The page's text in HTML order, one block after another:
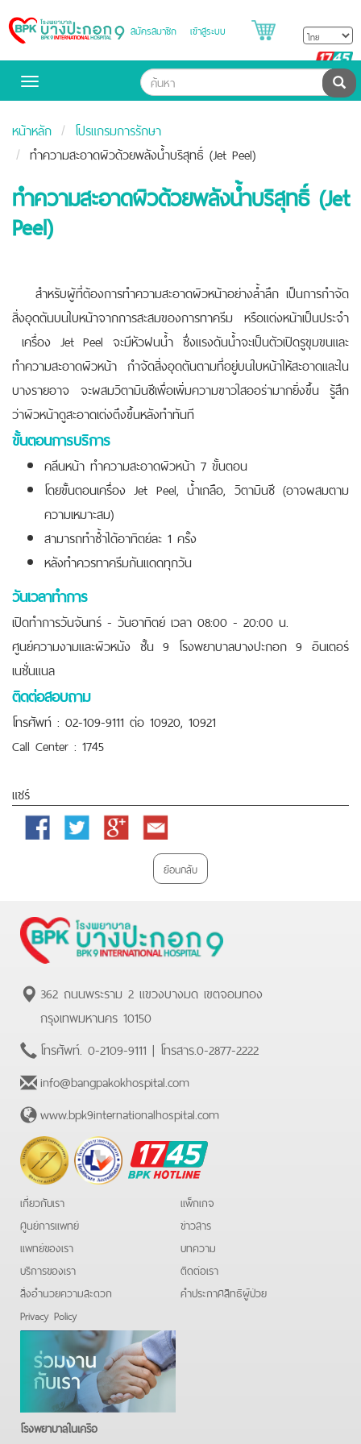
Bangpakok
Hospital
สมัครสมาชิก เข้าสู่ระบบ
Toggle
ค้น
หน้าหลัก
โปรแกรมการรักษา
ทำความสะอาดผิวด้วยพลังน้ำบริสุทธิ์ (Jet Peel)
ทำความสะอาดผิวด้วยพลังน้ำบริสุทธิ์ (Jet
Peel)
สำหรับผู้ที่ต้องการทำความสะอาดผิวหน้าอย่างล้ำลึก เป็นการกำจัด
สิ่งอุดตันบนใบหน้าจากการสะสมของการทาครีม หรือแต่งหน้าเป็นประจำ
เครื่อง Jet Peel จะมีหัวฝนน้ำ ซึ่งแรงดันน้ำจะเป็นตัวเปิดรูขุมขนและ
ทำความสะอาดผิวหน้า กำจัดสิ่งอุดตันตามที่อยู่บนใบหน้าให้สะอาดและใน
บางรายอาจ จะผสมวิตามินซีเพื่อเพิ่มความขาวใสออร่ามากยิ่งขึ้น รู้สึก
ว่าผิวหน้าดูสะอาดเต่งตึงขึ้นหลังทำทันที
ขั้นตอนการบริการ
คลีนหน้า ทำความสะอาดผิวหน้า 7 ขั้นตอน
โดยขั้นตอนเครื่อง Jet Peel, น้ำเกลือ, วิตามินซี (อาจผสมตาม
ความเหมาะสม)
สามารถทำซ้ำได้อาทิตย์ละ 1 ครั้ง
หลังทำควรทาครีมกันแดดทุกวัน
วันเวลาทำการ
เปิดทำการวันจันทร์ - วันอาทิตย์ เวลา 08:00 - 20:00 น.
ศูนย์ความงามและผิวหนัง ชั้น 9 โรงพยาบาลบางปะกอก 9 อินเตอร์
เนชั่นแนล
ติดต่อสอบถาม
โทรศัพท์ : 02-109-9111 ต่อ 10920, 10921
Call Center : 1745
แชร์
Facebook Twitter
Google
Email
ย้อนกลับ
362 ถนนพระราม 2 แขวงบางมด เขตจอมทอง
กรุงเทพมหานคร 10150
โทรศัพท์. 0-2109-9111 | โทรสาร.0-2877-2222
info@bangpakokhospital.com
www.bpk9internationalhospital.com
BPK
Hotline
เกี่ยวกับเรา
ศูนย์การแพทย์
แพทย์ของเรา
บริการของเรา
สิ่งอำนวยความสะดวก
Privacy Policy
แพ็กเกจ
ข่าวสาร
บทความ
ติดต่อเรา
คําประกาศสิทธิผู้ป่วย
โรงพยาบาลในเครือ